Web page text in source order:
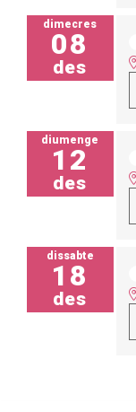
dimecres
08
des
diumenge
12
des
dissabte
18
des